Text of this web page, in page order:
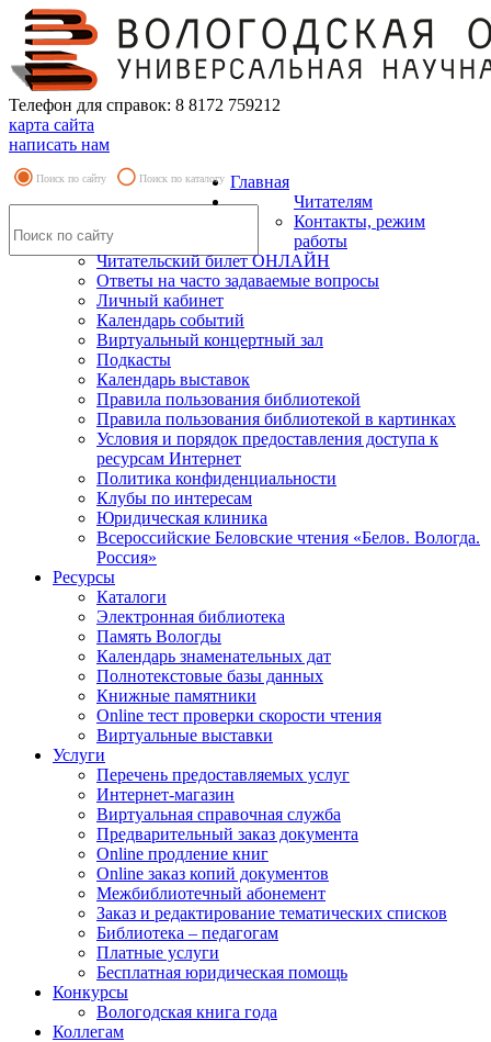
Телефон для справок: 8 8172 759212
карта сайта
написать нам
Поиск по сайту Поиск по каталогу Главная
Читателям
Контакты, режим
работы
Читательский билет ОНЛАЙН
Ответы на часто задаваемые вопросы
Личный кабинет
Календарь событий
Виртуальный концертный зал
Подкасты
Календарь выставок
Правила пользования библиотекой
Правила пользования библиотекой в картинках
Условия и порядок предоставления доступа к
ресурсам Интернет
Политика конфиденциальности
Клубы по интересам
Юридическая клиника
Всероссийские Беловские чтения «Белов. Вологда.
Россия»
Ресурсы
Каталоги
Электронная библиотека
Память Вологды
Календарь знаменательных дат
Полнотекстовые базы данных
Книжные памятники
Online тест проверки скорости чтения
Виртуальные выставки
Услуги
Перечень предоставляемых услуг
Интернет-магазин
Виртуальная справочная служба
Предварительный заказ документа
Online продление книг
Online заказ копий документов
Межбиблиотечный абонемент
Заказ и редактирование тематических списков
Библиотека – педагогам
Платные услуги
Бесплатная юридическая помощь
Конкурсы
Вологодская книга года
Коллегам